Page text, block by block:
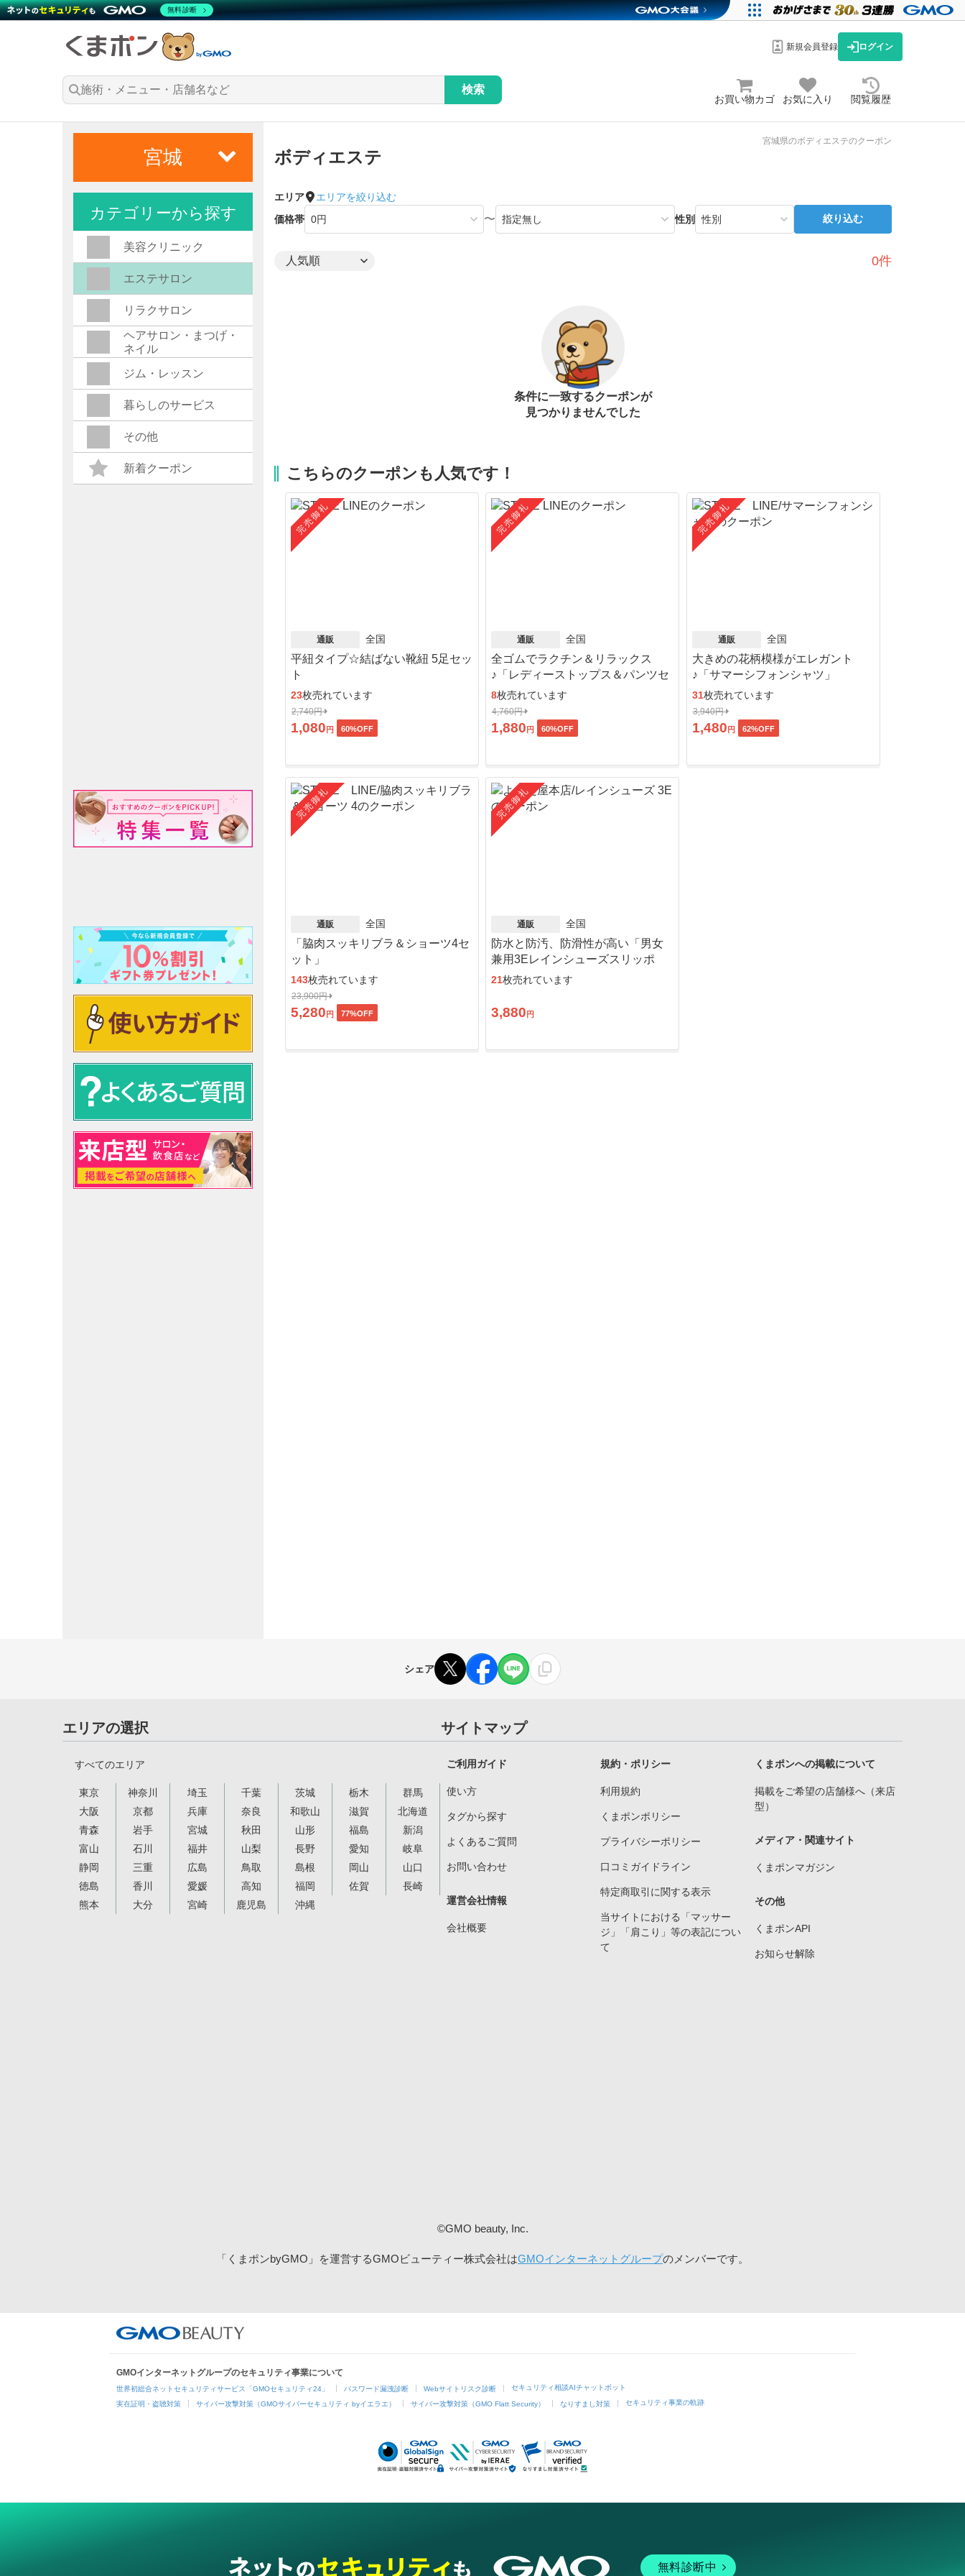
新規会員登録 ログイン
検索
お買い物カゴ お気に入り 閲覧履歴
宮城県のボディエステのクーポン
ボディエステ
エリア
エリアを絞り込む
価格帯
〜 性別 絞り込む
0件
条件に一致するクーポンが
見つかりませんでした
こちらのクーポンも人気です！
完売御礼
通販 全国
平紐タイプ☆結ばない靴紐 5足セッ
ト
23枚売れています
2,740円
1,080 円 60%OFF
完売御礼
通販 全国
全ゴムでラクチン＆リラックス
♪「レディーストップス＆パンツセ
ット」
8枚売れています
4,760円
1,880 円 60%OFF
完売御礼
通販 全国
大きめの花柄模様がエレガント
♪「サマーシフォンシャツ」
31枚売れています
3,940円
1,480 円 62%OFF
完売御礼
通販 全国
「脇肉スッキリブラ＆ショーツ4セ
ット」
143枚売れています
23,900円
5,280 円 77%OFF
完売御礼
通販 全国
防水と防汚、防滑性が高い「男女
兼用3Eレインシューズスリッポ
ン」
21枚売れています
3,880 円
宮城
カテゴリーから探す
美容クリニック
エステサロン
リラクサロン
ヘアサロン・まつげ・
ネイル
ジム・レッスン
暮らしのサービス
その他
新着クーポン
シェア
エリアの選択
すべてのエリア
東京 神奈川 埼玉 千葉 茨城 栃木
群馬
大阪
京都 兵庫 奈良 和歌山 滋賀
北海道
青森
岩手 宮城 秋田 山形 福島
新潟
富山
石川 福井 山梨 長野 愛知
岐阜
静岡
三重 広島 鳥取 島根 岡山
山口
徳島
香川 愛媛 高知 福岡 佐賀
長崎
熊本
大分 宮崎 鹿児島 沖縄
サイトマップ
ご利用ガイド
使い方
タグから探す
よくあるご質問
お問い合わせ
運営会社情報
会社概要
規約・ポリシー
利用規約
くまポンポリシー
プライバシーポリシー
口コミガイドライン
特定商取引に関する表示
当サイトにおける「マッサー
ジ」「肩こり」等の表記につい
て
くまポンへの掲載について
掲載をご希望の店舗様へ（来店
型）
メディア・関連サイト
くまポンマガジン
その他
くまポンAPI
お知らせ解除
©GMO beauty, Inc.
「くまポンbyGMO」を運営するGMOビューティー株式会社はGMOインターネットグループのメンバーです。
GMOインターネットグループのセキュリティ事業について
世界初総合ネットセキュリティサービス「GMOセキュリティ24」 パスワード漏洩診断 Webサイトリスク診断 セキュリティ相談AIチャットボット
実在証明・盗聴対策 サイバー攻撃対策（GMOサイバーセキュリティ byイエラエ） サイバー攻撃対策（GMO Flatt Security） なりすまし対策 セキュリティ事業の軌跡
無料診断中
無料診断